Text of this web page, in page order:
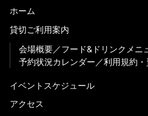
ホーム
貸切ご利用案内
会場概要
フード&ドリンクメニ
予約状況カレンダー
利用規約
イベントスケジュール
アクセス